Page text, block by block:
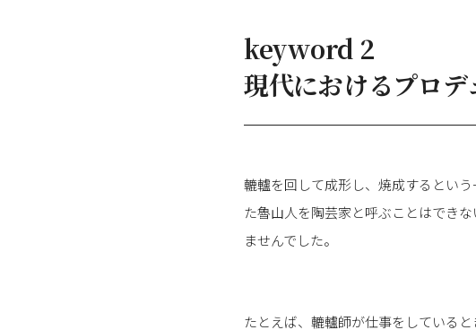
keyword 2
現代におけるプロデ
轆轤を回して成形し、焼成するとい
た魯山人を陶芸家と呼ぶことはでき
ませんでした。
たとえば、轆轤師が仕事をしている